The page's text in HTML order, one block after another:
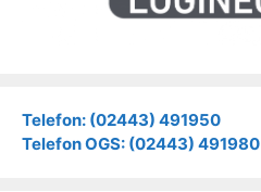
Telefon: (02443) 491950
Telefon OGS: (02443) 491980